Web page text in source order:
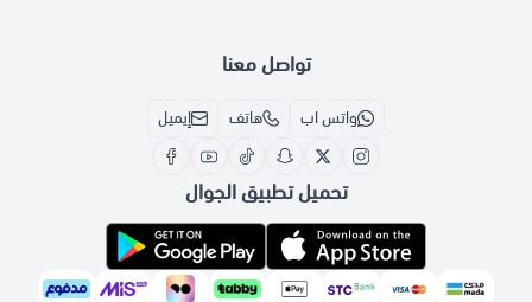
تواصل معنا
واتس اب هاتف إيميل
تحميل تطبيق الجوال